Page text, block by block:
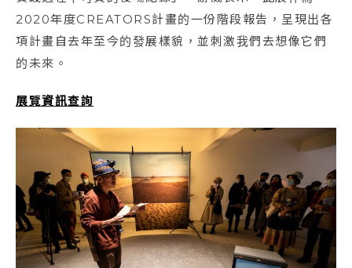
2020年度CREATORS計畫的一份階段報告，呈現出各
項計畫自去年至今的發展樣貌，並刺激我們去想像它們
的未來。
展覽資訊查詢